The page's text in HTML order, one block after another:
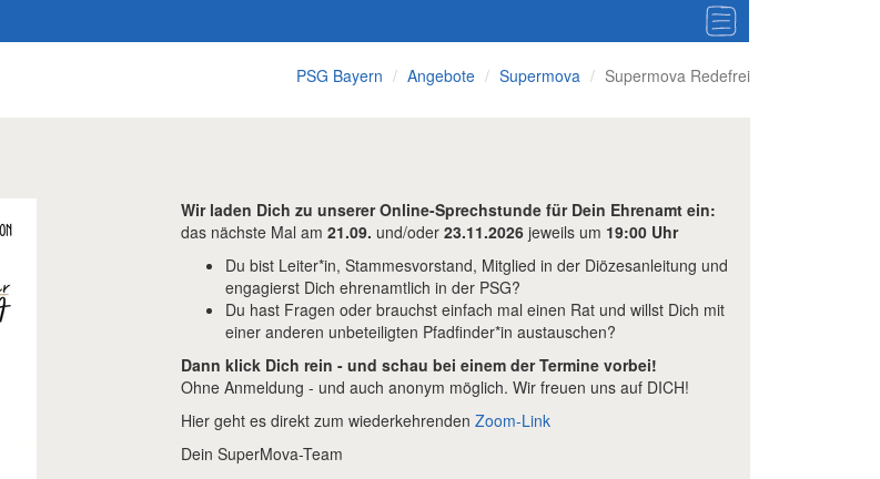
PSG Bayern Angebote Supermova Supermova Redefrei
Wir laden Dich zu unserer Online-Sprechstunde für Dein Ehrenamt ein:
das nächste Mal am 21.09. und/oder 23.11.2026 jeweils um 19:00 Uhr
Du bist Leiter*in, Stammesvorstand, Mitglied in der Diözesanleitung und
engagierst Dich ehrenamtlich in der PSG?
Du hast Fragen oder brauchst einfach mal einen Rat und willst Dich mit
einer anderen unbeteiligten Pfadfinder*in austauschen?
Dann klick Dich rein - und schau bei einem der Termine vorbei!
Ohne Anmeldung - und auch anonym möglich. Wir freuen uns auf DICH!
Hier geht es direkt zum wiederkehrenden Zoom-Link
Dein SuperMova-Team